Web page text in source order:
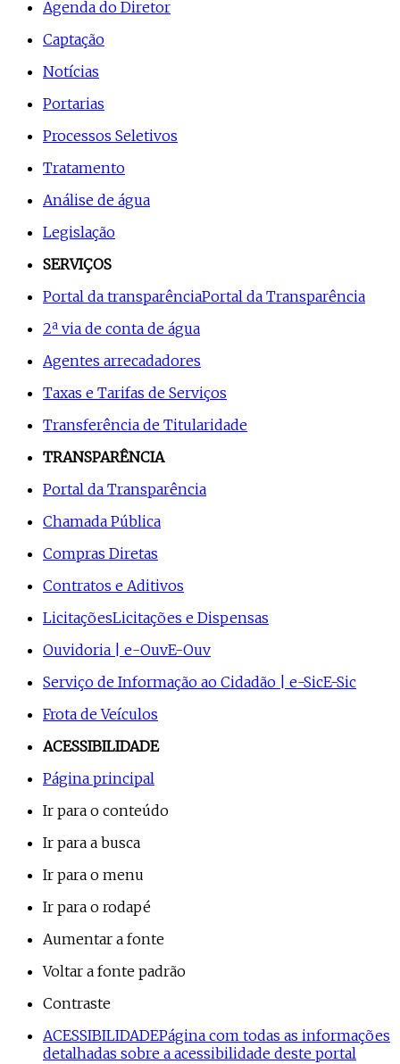
Agenda do Diretor
Captação
Notícias
Portarias
Processos Seletivos
Tratamento
Análise de água
Legislação
SERVIÇOS
Portal da transparênciaPortal da Transparência
2ª via de conta de água
Agentes arrecadadores
Taxas e Tarifas de Serviços
Transferência de Titularidade
TRANSPARÊNCIA
Portal da Transparência
Chamada Pública
Compras Diretas
Contratos e Aditivos
LicitaçõesLicitações e Dispensas
Ouvidoria | e-OuvE-Ouv
Serviço de Informação ao Cidadão | e-SicE-Sic
Frota de Veículos
ACESSIBILIDADE
Página principal
Ir para o conteúdo
Ir para a busca
Ir para o menu
Ir para o rodapé
Aumentar a fonte
Voltar a fonte padrão
Contraste
ACESSIBILIDADEPágina com todas as informações
detalhadas sobre a acessibilidade deste portal